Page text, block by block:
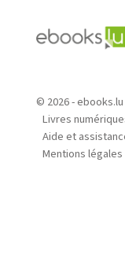
© 2026 -
Livres
Aide et
Mentions légales